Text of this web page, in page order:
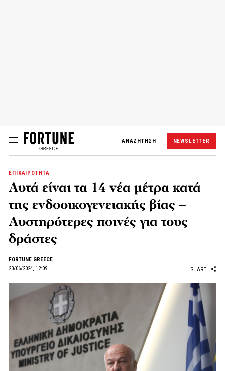
ΑΝΑΖΗΤΗΣΗ NEWSLETTER
ΕΠΙΚΑΙΡΟΤΗΤΑ
Αυτά είναι τα 14 νέα μέτρα κατά
της ενδοοικογενειακής βίας –
Αυστηρότερες ποινές για τους
δράστες
FORTUNE GREECE
20/06/2024, 12:09
SHARE